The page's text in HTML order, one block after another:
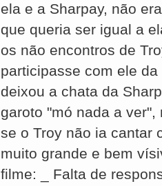
ela e a Sharpay, não
que queria ser igual a
os não encontros de
participasse com ele
deixou a chata da
garoto "mó nada a
se o Troy não ia cantar
muito grande e bem
filme: _ Falta de